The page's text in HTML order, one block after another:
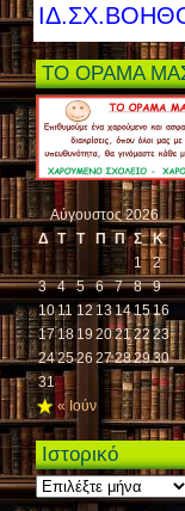
ΤΟ ΟΡΑΜΑ
Αύγουστος 2026
Δ Τ Τ Π Π Σ
Κ
1
2
3
4 5 6 7 8
9
1011 12 13141516
171819 20212223
242526 27282930
31
« Ιούν
Ιστορικό
Ιστορικό